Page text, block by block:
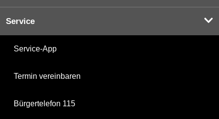
Service
Service-App
Termin vereinbaren
Bürgertelefon 115